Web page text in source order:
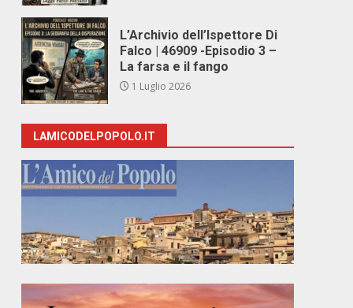
L’Archivio dell’Ispettore Di
Falco | 46909 -Episodio 3 –
La farsa e il fango
1 Luglio 2026
LAMICODELPOPOLO.IT